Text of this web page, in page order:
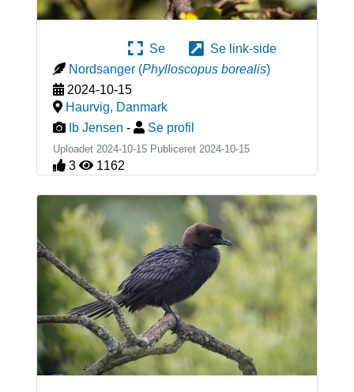
Se
Se link-side
Nordsanger (Phylloscopus borealis)
2024-10-15
Haurvig, Danmark
Ib Jensen - Se profil
Uploadet 2024-10-15 Publiceret 2024-10-15
3 1162